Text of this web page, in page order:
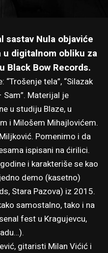
sastav Nula objaviće
u digitalnom obliku za
Black Bow Records.
“Trošenje tela”, “Silazak
Sam”. Materijal je
u studiju Blaze, u
i Milošem Mihajlovićem.
Pomenimo i da
ispisani na ćirilici.
i karakteriše se kao
demo (kasetno)
Stara Pazova) iz 2015.
samostalno, tako i na
fest u Kragujevcu,
gitaristi Milan Vićić i